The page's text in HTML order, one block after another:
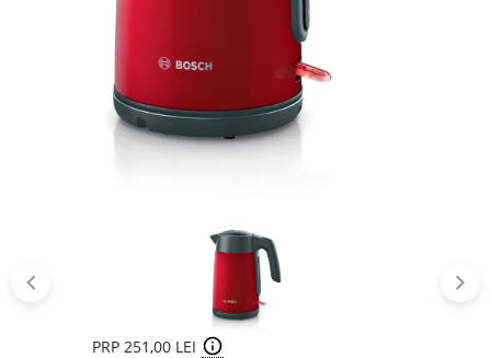
PRP 251,00 LEI